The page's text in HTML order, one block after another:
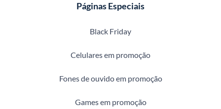
Páginas Especiais
Black Friday
Celulares em promoção
Fones de ouvido em promoção
Games em promoção